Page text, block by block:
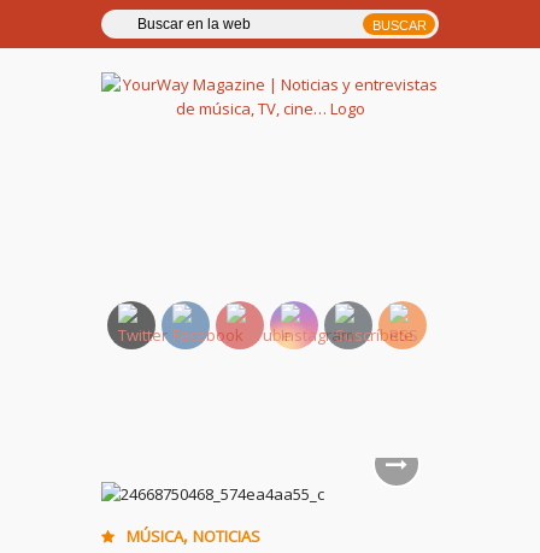
MÚSICA, NOTICIAS